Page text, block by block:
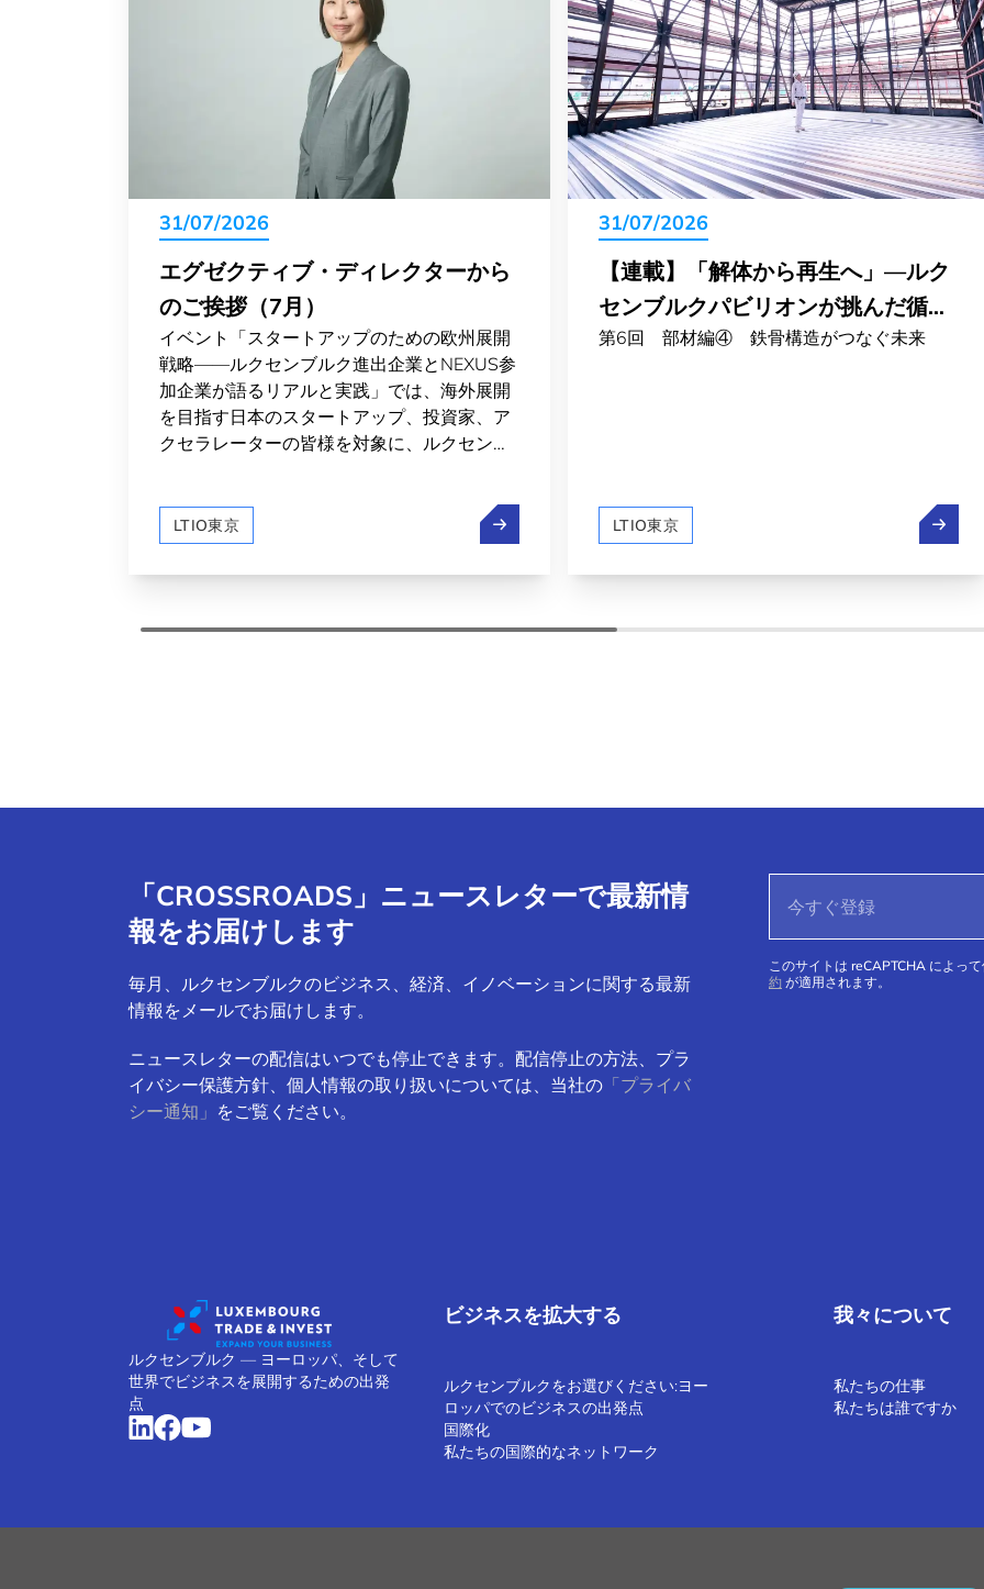
31/07/2026
エグゼクティブ・ディレクターから
のご挨拶（7月）
イベント「スタートアップのための欧州展開
戦略——ルクセンブルク進出企業とNEXUS参
加企業が語るリアルと実践」では、海外展開
を目指す日本のスタートアップ、投資家、ア
クセラレーターの皆様を対象に、ルクセンブ
てお届けしました。また、ルクセンブルクと
日本の宇宙分野での交流の裾野が広がってい
ます。
LTIO東京 エグゼクティブ・ディレクターからのご挨拶（7月）
31/07/2026
【連載】「解体から再生へ」―ルク
センブルクパビリオンが挑んだ循環
の物語
第6回 部材編④ 鉄骨構造がつなぐ未来
LTIO東京 【連載
「CROSSROADS」ニュースレターで最新情
報をお届けします
毎月、ルクセンブルクのビジネス、経済、イノベーションに関する最新
情報をメールでお届けします。
ニュースレターの配信はいつでも停止できます。配信停止の方法、プラ
イバシー保護方針、個人情報の取り扱いについては、当社の 「プライバ
シー通知」 をご覧ください。
このサイトは reCAPTCHA によっ
約 が適用されます。
ルクセンブルク ― ヨーロッパ、そして
世界でビジネスを展開するための出発
点
ビジネスを拡大する
ルクセンブルクをお選びください:ヨー
ロッパでのビジネスの出発点
国際化
私たちの国際的なネットワーク
我々について
私たちの仕事
私たちは誰ですか